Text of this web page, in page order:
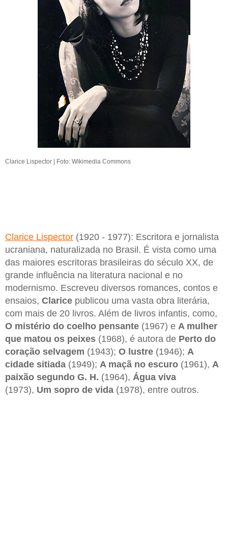
Clarice Lispector | Foto: Wikimedia Commons
Clarice Lispector (1920 - 1977): Escritora e jornalista
ucraniana, naturalizada no Brasil. É vista como uma
das maiores escritoras brasileiras do século XX, de
grande influência na literatura nacional e no
modernismo. Escreveu diversos romances, contos e
ensaios, Clarice publicou uma vasta obra literária,
com mais de 20 livros. Além de livros infantis, como,
O mistério do coelho pensante (1967) e A mulher
que matou os peixes (1968), é autora de Perto do
coração selvagem (1943); O lustre (1946); A
cidade sitiada (1949); A maçã no escuro (1961), A
paixão segundo G. H. (1964), Água viva
(1973), Um sopro de vida (1978), entre outros.